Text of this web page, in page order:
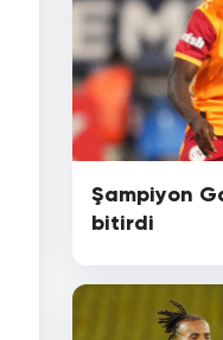
Şampiyon
bitirdi